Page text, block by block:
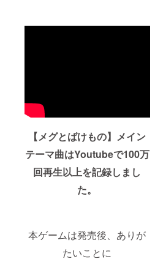
【メグとばけもの】メイン
テーマ曲はYoutubeで100万
回再生以上を記録しまし
た。
本ゲームは発売後、ありが
たいことに